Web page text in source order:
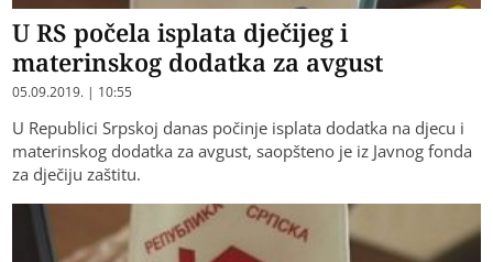
U RS počela isplata dječijeg i
materinskog dodatka za avgust
05.09.2019. | 10:55
U Republici Srpskoj danas počinje isplata dodatka na djecu i
materinskog dodatka za avgust, saopšteno je iz Javnog fonda
za dječiju zaštitu.